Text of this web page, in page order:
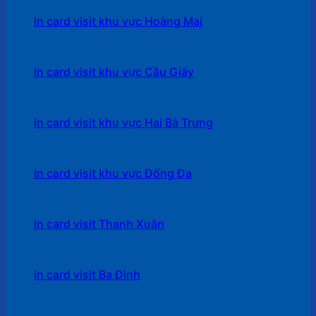
In card visit khu vực Hoàng Mai
In card visit khu vực Cầu Giấy
In card visit khu vực Hai Bà Trưng
In card visit khu vực Đống Đa
In card visit Thanh Xuân
In card visit Ba Đình